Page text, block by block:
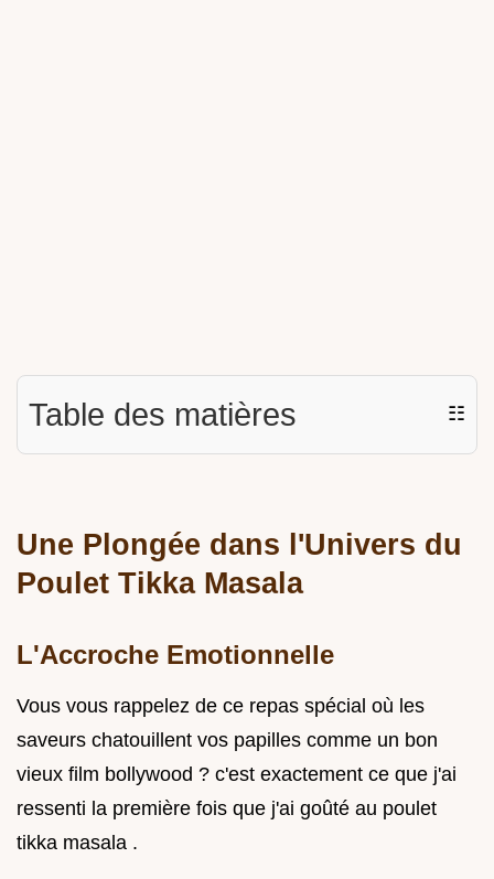
Table des matières ☷
Une Plongée dans l'Univers du
Poulet Tikka Masala
L'Accroche Emotionnelle
Vous vous rappelez de ce repas spécial où les
saveurs chatouillent vos papilles comme un bon
vieux film bollywood ? c'est exactement ce que j'ai
ressenti la première fois que j'ai goûté au poulet
tikka masala .